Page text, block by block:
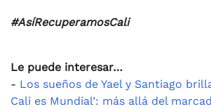
#AsíRecuperamosCali
Le puede interesar…
- Los sueños de Yael y Santiago
Cali es Mundial’: más allá del